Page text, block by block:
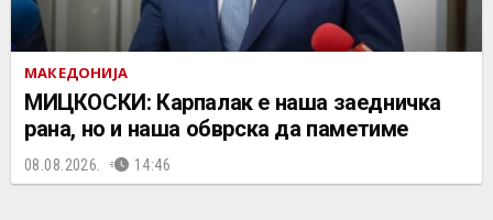
МАКЕДОНИЈА
МИЦКОСКИ: Карпалак е наша заедничка
рана, но и наша обврска да паметиме
08.08.2026. 14:46